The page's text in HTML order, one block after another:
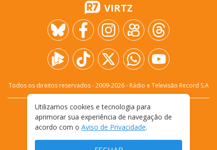
VIRTZ
Todos os direitos reservados - 2009-2026- Rádio e Televisão Record S.A
FALE CONOSCO
PRIVACIDADE
TERMOS E CONDIÇÕES DE USO
Utilizamos cookies e tecnologia para
aprimorar sua experiência de navegação de
acordo com o Aviso de Privacidade.